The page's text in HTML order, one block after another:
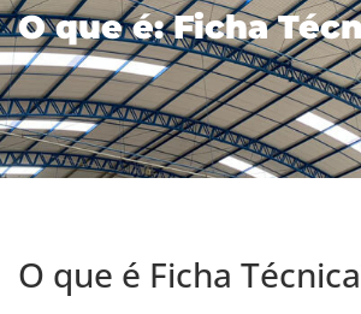
O que é: Ficha
O que é Ficha